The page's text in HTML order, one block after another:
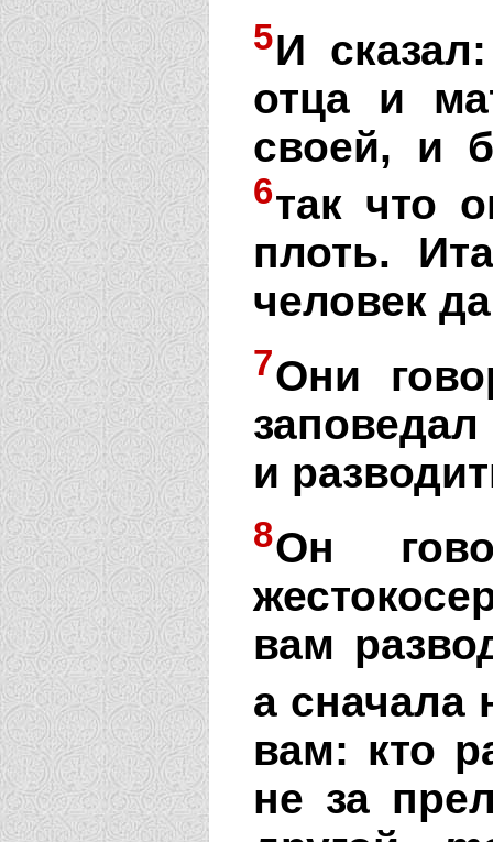
5И
отца и
своей, и
6так что
плоть.
человек
7Они
и
8Он
вам
а сначала
вам: кто
не за